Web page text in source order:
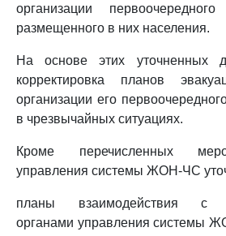
организации первоочередного
размещенного в них населения.
На основе этих уточненных
корректировка планов
организации его
в чрезвычайных ситуациях.
Кроме перечисленных
управления системы ЖОН-ЧС
планы взаимодействия с
органами управления системы